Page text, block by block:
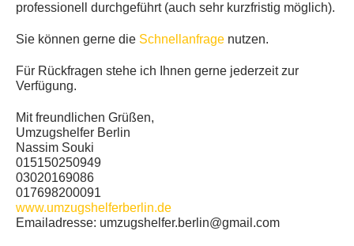
professionell durchgeführt (auch sehr kurzfristig möglich).
Sie können gerne die Schnellanfrage nutzen.
Für Rückfragen stehe ich Ihnen gerne jederzeit zur
Verfügung.
Mit freundlichen Grüßen,
Umzugshelfer Berlin
Nassim Souki
015150250949
03020169086
017698200091
www.umzugshelferberlin.de
Emailadresse: umzugshelfer.berlin@gmail.com